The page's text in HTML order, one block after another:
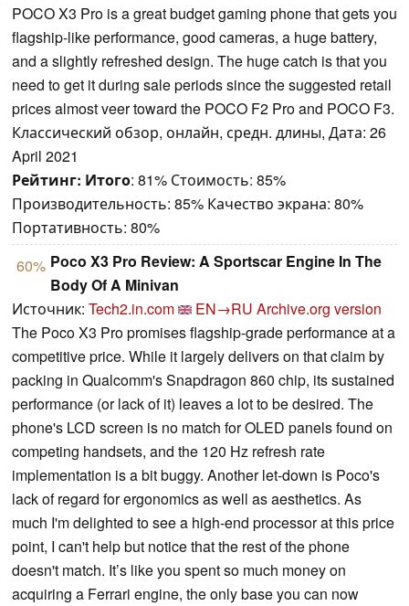
POCO X3 Pro is a great budget gaming phone that gets you
flagship-like performance, good cameras, a huge battery,
and a slightly refreshed design. The huge catch is that you
need to get it during sale periods since the suggested retail
prices almost veer toward the POCO F2 Pro and POCO F3.
Классический обзор, онлайн, средн. длины, Дата: 26
April 2021
Рейтинг: Итого: 81% Стоимость: 85%
Производительность: 85% Качество экрана: 80%
Портативность: 80%
60% Poco X3 Pro Review: A Sportscar Engine In The
Body Of A Minivan
Источник: Tech2.in.com EN→RU Archive.org version
The Poco X3 Pro promises flagship-grade performance at a
competitive price. While it largely delivers on that claim by
packing in Qualcomm's Snapdragon 860 chip, its sustained
performance (or lack of it) leaves a lot to be desired. The
phone's LCD screen is no match for OLED panels found on
competing handsets, and the 120 Hz refresh rate
implementation is a bit buggy. Another let-down is Poco's
lack of regard for ergonomics as well as aesthetics. As
much I'm delighted to see a high-end processor at this price
point, I can't help but notice that the rest of the phone
doesn't match. It’s like you spent so much money on
acquiring a Ferrari engine, the only base you can now